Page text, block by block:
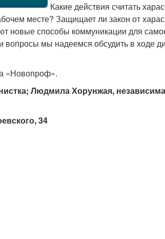
Какие действия считать
месте? Защищает ли закон от
новые способы коммуникации для
мы надеемся обсудить в ходе
«Новопроф».
Людмила Хорунжая,
34